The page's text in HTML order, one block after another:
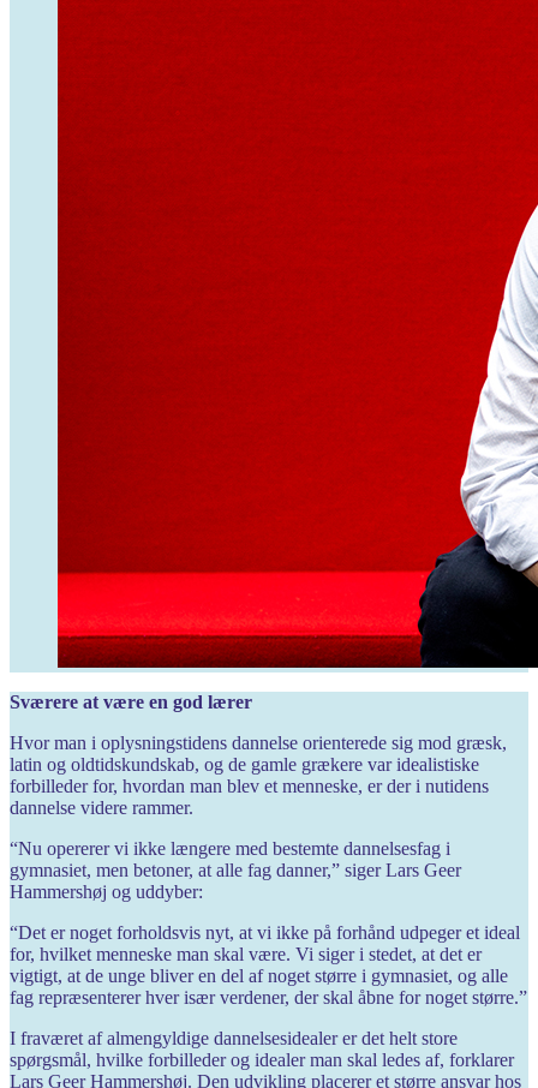
Sværere at være en god lærer
Hvor man i oplysningstidens ­dannelse orienterede sig mod græsk,
latin og oldtidskundskab, og de gamle grækere var idealistiske
forbilleder for, hvordan man blev et menneske, er der i nutidens
dannelse videre rammer.
“Nu opererer vi ikke længere med bestemte dannelsesfag i
gymnasiet, men betoner, at alle fag danner,” siger Lars Geer
Hammershøj og uddyber:
“Det er noget forholdsvis nyt, at vi ikke på forhånd udpeger et ideal
for, hvilket menneske man skal være. Vi siger i stedet, at det er
vigtigt, at de unge bliver en del af noget større i gymnasiet, og alle
fag repræsenterer hver især verdener, der skal åbne for noget større.”
I fraværet af almengyldige dannelsesidealer er det helt store
spørgsmål, hvilke forbilleder og idealer man skal ledes af, forklarer
Lars Geer Hammershøj. Den udvikling placerer et større ansvar hos